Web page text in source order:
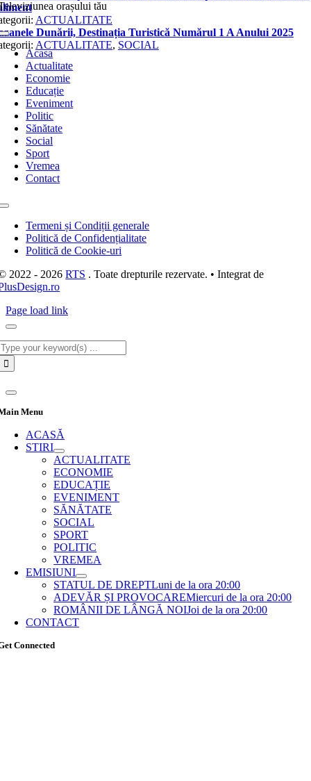
orașului tău
Toggle
Navigation
Acasa
Actualitate
Economie
Educație
Eveniment
Politic
Sănătate
Social
Sport
Vremea
Contact
Toggle
NavigationTermeni și Condiții generale
Politică de Confidențialitate
Politică de Cookie-uri
2022 - 2026RTS . Toate drepturile rezervate. • Integrat de
Page load link
Menu
ACASĂ
STIRI
ACTUALITATE
ECONOMIE
EDUCAȚIE
EVENIMENT
SĂNĂTATE
SOCIAL
SPORT
POLITIC
VREMEA
EMISIUNI
STATUL DE DREPTLuni de la ora 20:00
ADEVĂR ȘI PROVOCAREMiercuri de la ora 20:00
ROMÂNII DE LÂNGĂ NOIJoi de la ora 20:00
CONTACT
Connected